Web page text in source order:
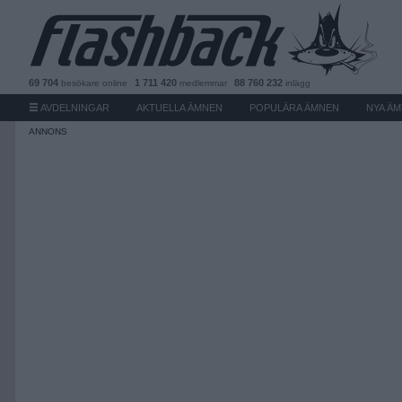
69 704 besökare online 1 711 420 medlemmar 88 760 232 inlägg
AVDELNINGAR AKTUELLA ÄMNEN POPULÄRA ÄMNEN NYA